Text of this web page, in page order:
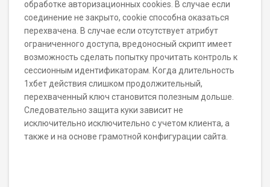
обработке авторизационных cookies. В случае если
соединение не закрыто, cookie способна оказаться
перехвачена. В случае если отсутствует атрибут
ограниченного доступа, вредоносный скрипт имеет
возможность сделать попытку прочитать контроль к
сессионным идентификаторам. Когда длительность
1хбет действия слишком продолжительный,
перехваченный ключ становится полезным дольше.
Следовательно защита куки зависит не
исключительно исключительно с учетом клиента, а
также и на основе грамотной конфигурации сайта.